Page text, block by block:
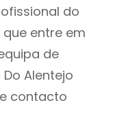
do
entre em
de
Alentejo
contacto